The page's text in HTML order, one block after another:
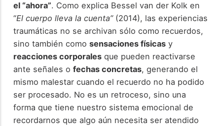
el “ahora”. Como explica Bessel van der Kolk en
“El cuerpo lleva la cuenta”(2014), las experiencias
traumáticas no se archivan sólo como recuerdos,
sino también como sensaciones físicasy
reacciones corporalesque pueden reactivarse
ante señales o fechas concretas, generando el
mismo malestar cuando el recuerdo no ha podido
ser procesado. No es un retroceso, sino una
forma que tiene nuestro sistema emocional de
recordarnos que algo aún necesita ser atendido